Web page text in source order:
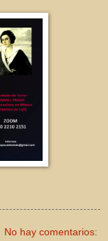
No hay comentarios: